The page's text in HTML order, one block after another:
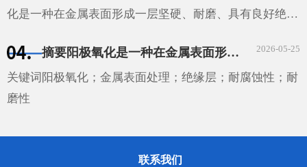
化是一种在金属表面形成一层坚硬、耐磨、具有良好绝缘
电子等领域，为这些领域的发展提供了重要的技术支持。
···
2026-05-25
摘要阳极氧化是一种在金属表面形成一层坚硬、耐磨和具有良好绝缘性的膜的工艺。它通过将金属或合金置于电解液中，并在其表面施加电压来实现。这种技术广泛应用于汽车、航空、电子和建筑等领域。
关键词阳极氧化；金属表面处理；绝缘层；耐腐蚀性；耐
磨性
联系我们